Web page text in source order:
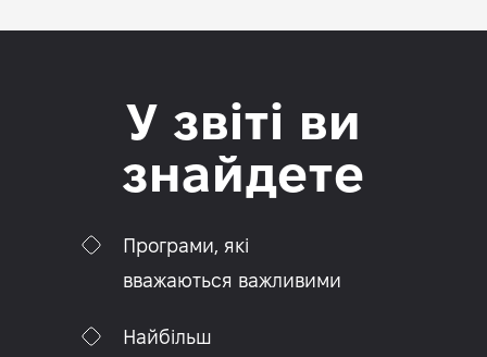
У звіті ви
знайдете
Програми, які
вважаються важливими
Найбільш